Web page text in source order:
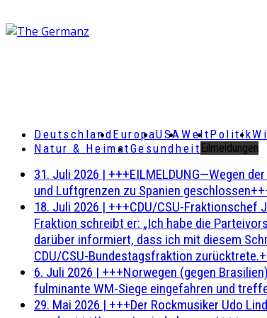
DeutschlandEuropaUSAWeltPolitik
Natur & HeimatGesundheit Eilmeldungen
31. Juli 2026 | +++EILMELDUNG—Wegen
und Luftgrenzen zu Spanien
18. Juli 2026 | +++CDU/CSU-Fraktionschef
Fraktion schreibt er: „Ich habe die
darüber informiert, dass ich mit diesem
CDU/CSU-Bundestagsfraktion
6. Juli 2026 | +++Norwegen (gegen
fulminante WM-Siege eingefahren und
29. Mai 2026 | +++Der Rockmusiker Udo